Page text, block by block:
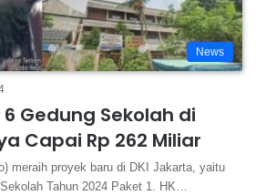
News
Gedung Sekolah di
Capai Rp 262 Miliar
meraih proyek baru di DKI Jakarta, yaitu
Tahun 2024 Paket 1. HK…